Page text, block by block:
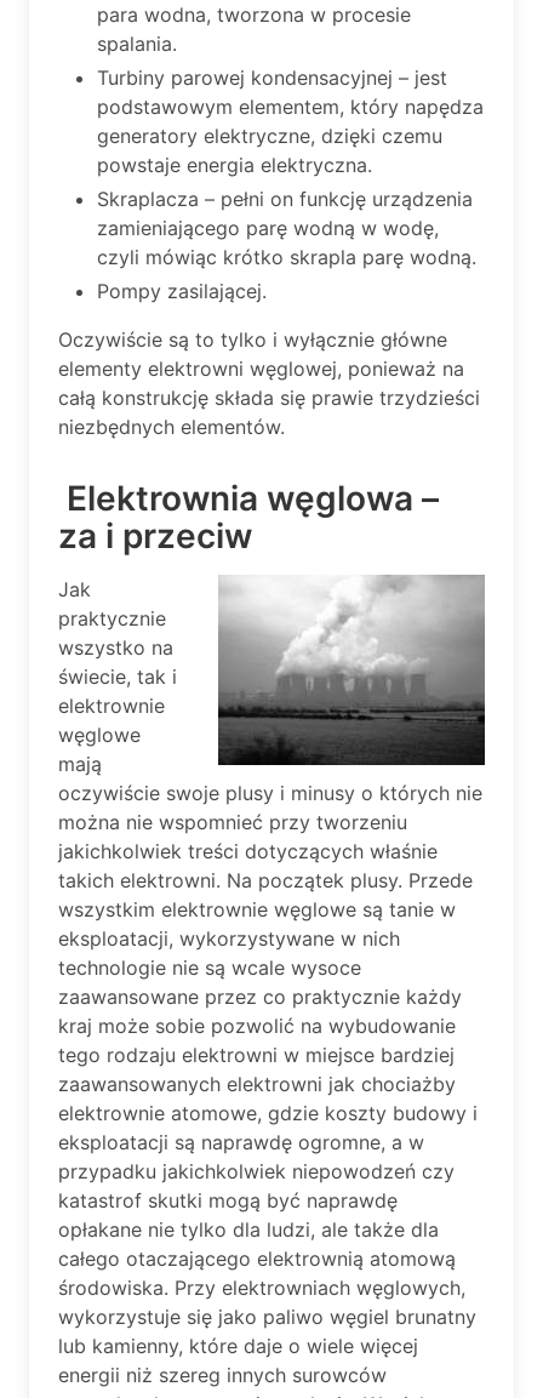
para wodna, tworzona w procesie
spalania.
Turbiny parowej kondensacyjnej – jest
podstawowym elementem, który napędza
generatory elektryczne, dzięki czemu
powstaje energia elektryczna.
Skraplacza – pełni on funkcję urządzenia
zamieniającego parę wodną w wodę,
czyli mówiąc krótko skrapla parę wodną.
Pompy zasilającej.
Oczywiście są to tylko i wyłącznie główne
elementy elektrowni węglowej, ponieważ na
całą konstrukcję składa się prawie trzydzieści
niezbędnych elementów.
Elektrownia węglowa –
za i przeciw
Jak
praktycznie
wszystko na
świecie, tak i
elektrownie
węglowe
mają
oczywiście swoje plusy i minusy o których nie
można nie wspomnieć przy tworzeniu
jakichkolwiek treści dotyczących właśnie
takich elektrowni. Na początek plusy. Przede
wszystkim elektrownie węglowe są tanie w
eksploatacji, wykorzystywane w nich
technologie nie są wcale wysoce
zaawansowane przez co praktycznie każdy
kraj może sobie pozwolić na wybudowanie
tego rodzaju elektrowni w miejsce bardziej
zaawansowanych elektrowni jak chociażby
elektrownie atomowe, gdzie koszty budowy i
eksploatacji są naprawdę ogromne, a w
przypadku jakichkolwiek niepowodzeń czy
katastrof skutki mogą być naprawdę
opłakane nie tylko dla ludzi, ale także dla
całego otaczającego elektrownią atomową
środowiska. Przy elektrowniach węglowych,
wykorzystuje się jako paliwo węgiel brunatny
lub kamienny, które daje o wiele więcej
energii niż szereg innych surowców